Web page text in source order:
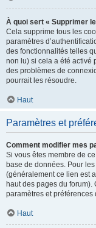
À quoi sert « Supprimer
Cela supprime tous les
paramètres
des fonctionnalités telles
non lu) si cela a été activé
des problèmes de
pourrait les résoudre.
Haut
Paramètres et
Comment modifier mes
Si vous êtes membre de
base de données. Pour
(généralement ce lien est
haut des pages du
paramètres et préférences
Haut